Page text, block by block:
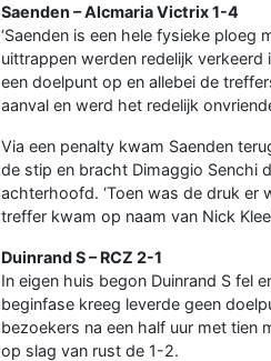
Saenden – Alcmaria Victrix 1-4
‘Saenden is een hele fysieke
uittrappen werden redelijk verkeerd
een doelpunt op en allebei de
aanval en werd het redelijk
Via een penalty kwam Saenden
de stip en bracht Dimaggio Senchi
achterhoofd. ‘Toen was de druk er
treffer kwam op naam van Nick
Duinrand S – RCZ 2-1
In eigen huis begon Duinrand S fel
beginfase kreeg leverde geen
bezoekers na een half uur met tien
op slag van rust de 1-2.